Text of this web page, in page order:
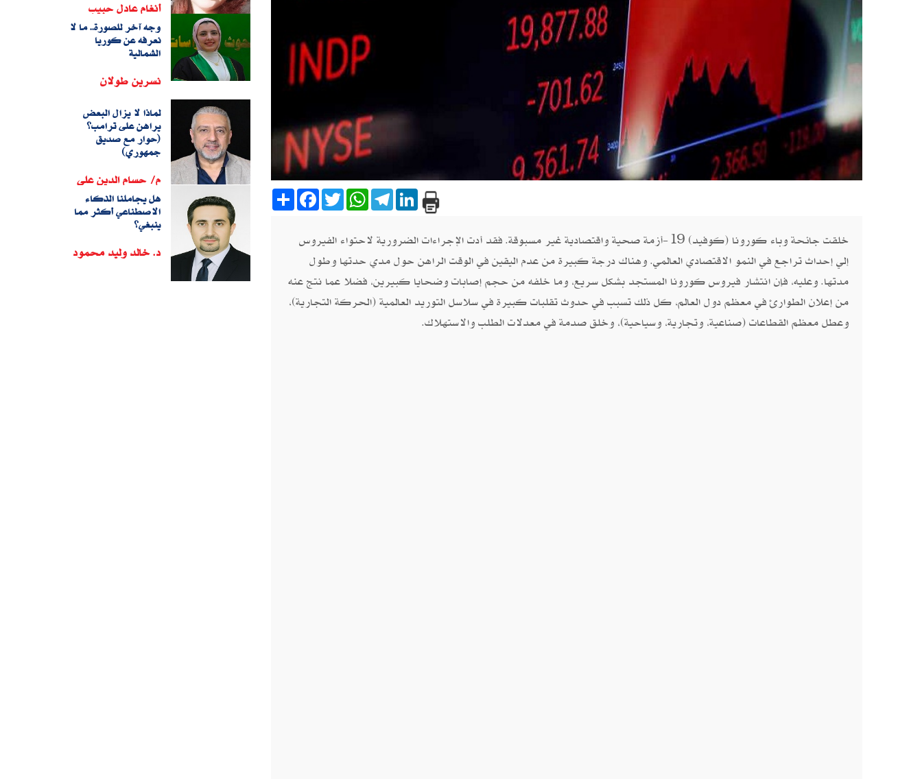
ShareFacebook
TwitterWhatsAppTelegramLinkedIn
خلقت جائحة وباء كورونا‮ (‬كوفيد‮-‬19‮) ‬أزمة صحية واقتصادية‮ ‬غير مسبوقة‮. ‬فقد أدت الإجراءات الضرورية لاحتواء الفيروس
إلي إحداث تراجع في النمو الاقتصادي العالمي‮. ‬وهناك درجة كبيرة من عدم اليقين في الوقت الراهن حول مدي حدتها وطول
مدتها‮. ‬وعليه،‮ ‬فإن انتشار فيروس كورونا المستجد بشكل سريع، وما خلفه من حجم إصابات وضحايا كبيرين، فضلا عما نتج عنه
من إعلان الطوارئ في معظم دول العالم، كل ذلك تسبب في حدوث تقلبات كبيرة في سلاسل التوريد العالمية‮ (‬الحركة التجارية‮)‬،
وعطل معظم القطاعات‮ (‬صناعية، وتجارية، وسياحية‮)‬، وخلق صدمة في معدلات الطلب والاستهلاك‮. ‬
أنغام عادل حبيب
وجه آخر للصورة.. ما لا
نعرفه عن كوريا
الشمالية
نسرين طولان
لماذا لا يزال البعض
يراهن على ترامب؟
(حوار مع صديق
جمهوري)
م/ حسام الدين على
هل يجاملنا الذكاء
الاصطناعي أكثر مما
ينبغي؟
د. خالد وليد محمود